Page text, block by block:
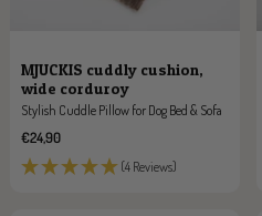
MJUCKIS cuddly cushion,
wide corduroy
Stylish Cuddle Pillow for Dog Bed & Sofa
Sale
price
€24,90
(4 Reviews)